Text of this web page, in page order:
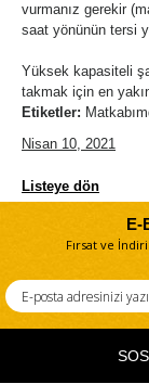
vurmanız gerekir
saat yönünün tersi
Yüksek kapasiteli
takmak için en
Etiketler:
Nisan 10, 2021
Listeye dön
E-
Fırsat ve